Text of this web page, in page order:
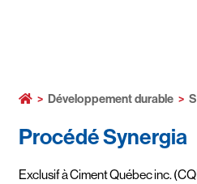
>Développement durable >
Procédé Synergia
Exclusif à Ciment Québec inc.